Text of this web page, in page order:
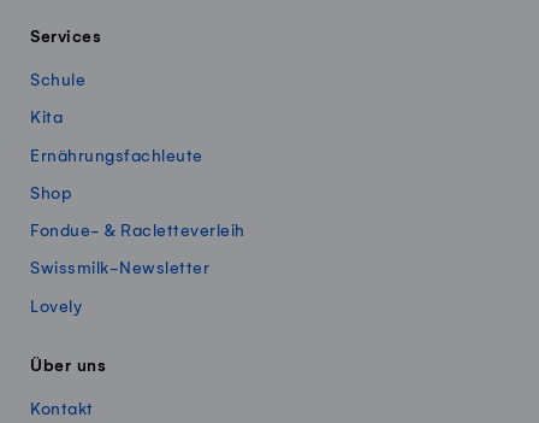
Services
Schule
Kita
Ernährungsfachleute
Shop
Fondue- & Racletteverleih
Swissmilk-Newsletter
Lovely
Über uns
Kontakt